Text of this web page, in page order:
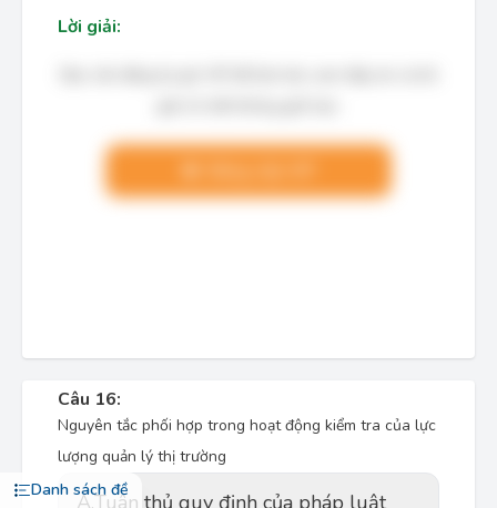
Danh sách đề
Lời giải:
Câu 16:
Nguyên tắc phối hợp trong hoạt động kiểm tra của lực
lượng quản lý thị trường
A.Tuân thủ quy định của pháp luật